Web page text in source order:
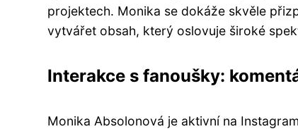
projektech. Monika se dokáže skvěle
vytvářet obsah, který oslovuje široké
Interakce s fanoušky:
Monika Absolonová je aktivní na